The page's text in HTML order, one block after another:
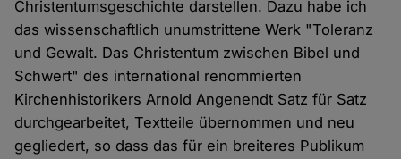
Christentumsgeschichte darstellen. Dazu habe ich
das wissenschaftlich unumstrittene Werk "Toleranz
und Gewalt. Das Christentum zwischen Bibel und
Schwert" des international renommierten
Kirchenhistorikers Arnold Angenendt Satz für Satz
durchgearbeitet, Textteile übernommen und neu
gegliedert, so dass das für ein breiteres Publikum